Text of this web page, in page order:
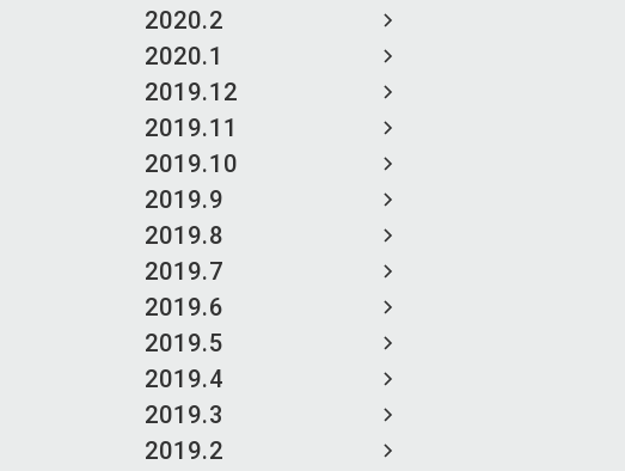
2020.2
2020.1
2019.12
2019.11
2019.10
2019.9
2019.8
2019.7
2019.6
2019.5
2019.4
2019.3
2019.2